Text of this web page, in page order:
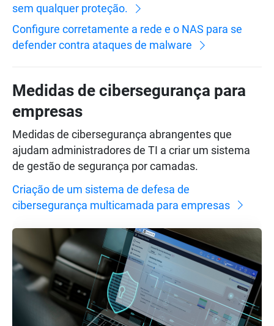
sem qualquer proteção.
Configure corretamente a rede e o NAS para se
defender contra ataques de malware
Medidas de cibersegurança para
empresas
Medidas de cibersegurança abrangentes que
ajudam administradores de TI a criar um sistema
de gestão de segurança por camadas.
Criação de um sistema de defesa de
cibersegurança multicamada para empresas